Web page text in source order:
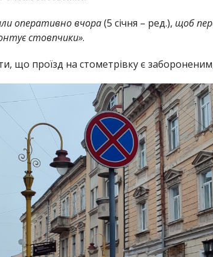
оперативно вчора(5 січня – ред.), щоб
стовпчики».
що проїзд на стометрівку є